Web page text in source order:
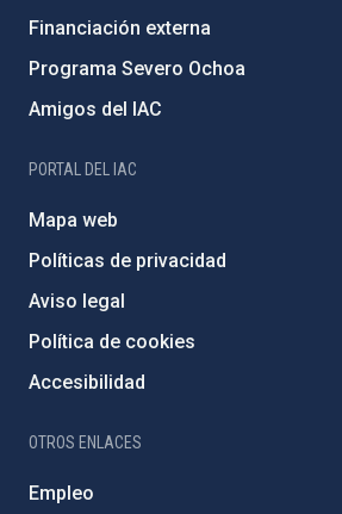
Financiación externa
Programa Severo Ochoa
Amigos del IAC
PORTAL DEL IAC
Mapa web
Políticas de privacidad
Aviso legal
Política de cookies
Accesibilidad
OTROS ENLACES
Empleo